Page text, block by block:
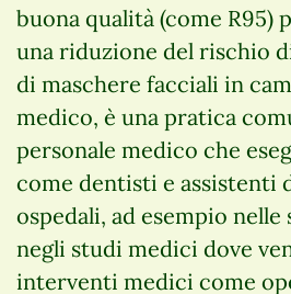
buona qualità (come R95)
una riduzione del rischio
di maschere facciali in
medico, è una pratica
personale medico che
come dentisti e assistenti
ospedali, ad esempio
negli studi medici dove
interventi medici come